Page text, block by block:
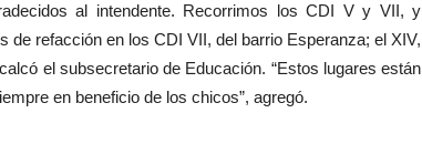
al intendente. Recorrimos los CDI V y VII, y
refacción en los CDI VII, del barrio Esperanza; el XIV,
el subsecretario de Educación. “Estos lugares están
en beneficio de los chicos”, agregó.